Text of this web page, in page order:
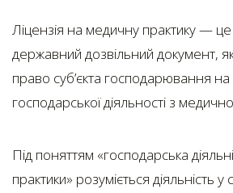
Ліцензія на медичну практику — це
державний дозвільний документ,
право суб’єкта господарювання
господарської діяльності з
Під поняттям «господарська
практики» розуміється діяльність